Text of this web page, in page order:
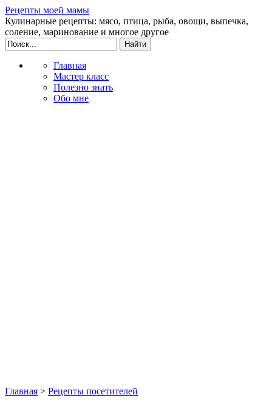
Рецепты моей мамы
Кулинарные рецепты: мясо, птица, рыба, овощи, выпечка,
соление, маринование и многое другое
Главная
Мастер класс
Полезно знать
Обо мне
Главная > Рецепты посетителей